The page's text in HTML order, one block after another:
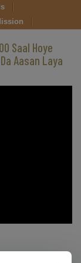
Saal Hoye
Aasan Laya